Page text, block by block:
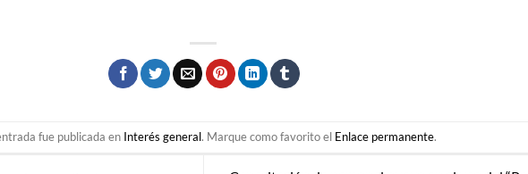
fue publicada en Interés general. Marque como favorito el Enlace permanente.